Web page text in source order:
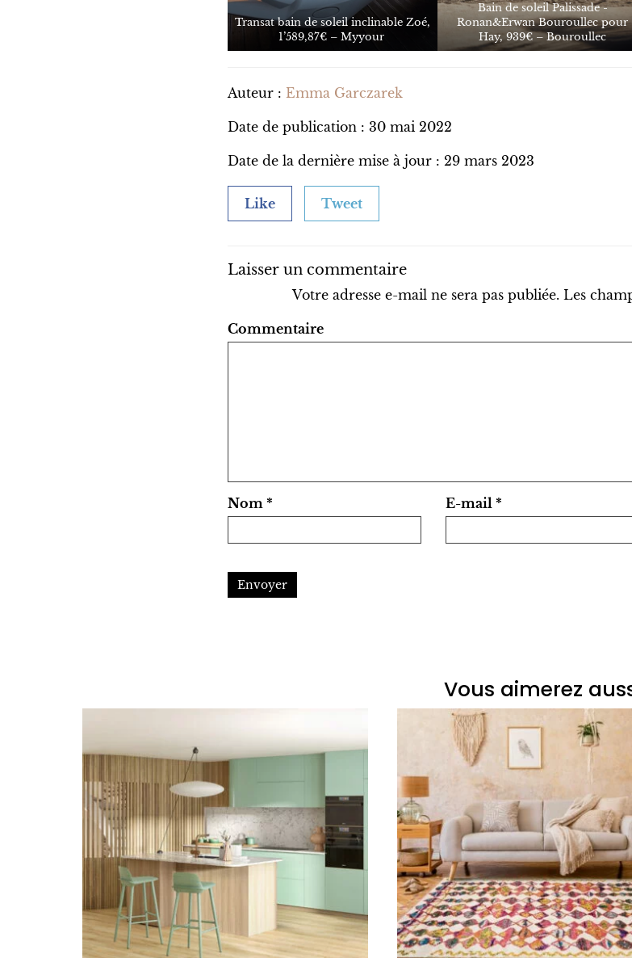
Transat bain de soleil inclinable Zoé,
1’589,87€ – Myyour
Bain de soleil Palissade -
Ronan&Erwan Bouroullec pour
Hay, 939€ –Bouroullec
Auteur : Emma Garczarek
Date de publication : 30 mai 2022
Date de la dernière mise à jour : 29 mars 2023
Like Tweet
Laisser un commentaire
Votre adresse e-mail ne sera pas publiée. Les
Commentaire
Nom * E-mail *
Envoyer
Vous aimerez